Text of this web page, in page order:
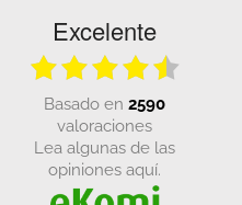
Excelente
basado en 2590
valoraciones
Lea algunas de las
opiniones aquí.